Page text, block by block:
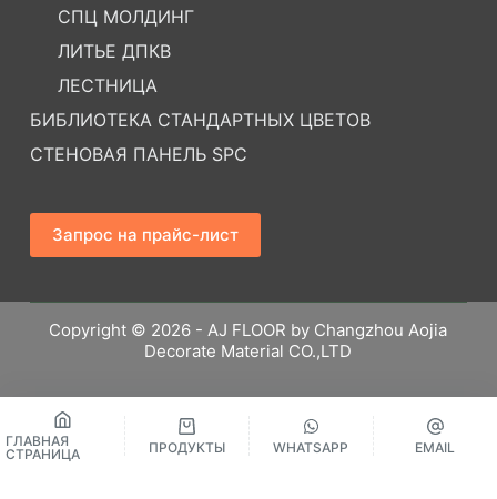
ГЛАВНАЯ
СТРАНИЦА
ПРОДУКТЫ WHATSAPP EMAIL
СПЦ МОЛДИНГ
ЛИТЬЕ ДПКВ
ЛЕСТНИЦА
БИБЛИОТЕКА СТАНДАРТНЫХ ЦВЕТОВ
СТЕНОВАЯ ПАНЕЛЬ SPC
Запрос на прайс-лист
Copyright © 2026 - AJ FLOOR by Changzhou Aojia
Decorate Material CO.,LTD